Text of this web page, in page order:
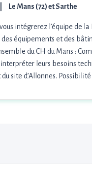
Le Mans (72) et Sarthe
intégrerez l’équipe de
équipements et des
du CH du Mans :
leurs besoins
site d’Allonnes.